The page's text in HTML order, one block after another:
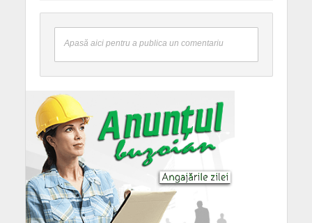
Apasă aici pentru a publica un comentariu